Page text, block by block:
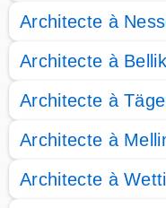
Architecte à
Architecte à
Architecte à
Architecte à
Architecte à